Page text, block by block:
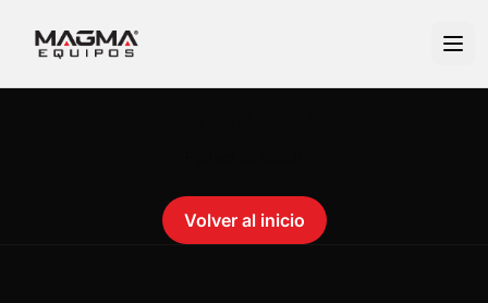
Volver al inicio